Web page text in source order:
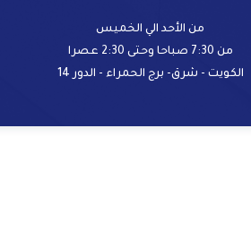
من الأحد الي الخميس
من 7:30 صباحا وحتى 2:30 عصرا
الكويت - شرق- برج الحمراء - الدور 14